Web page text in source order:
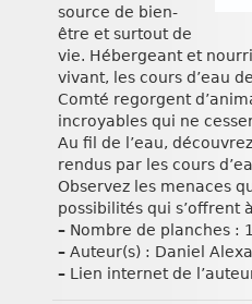
source de bien-
être et surtout de
vie. Hébergeant et
vivant, les cours d’eau
Comté regorgent
incroyables qui ne
Au fil de l’eau,
rendus par les cours
Observez les menaces
possibilités qui s’offrent
– Nombre de planches :
– Auteur(s) : Daniel
– Lien internet de